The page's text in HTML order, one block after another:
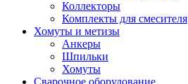
Коллекторы
Комплекты для смесителя
Хомуты и метизы
Анкеры
Шпильки
Хомуты
Сварочное оборудование